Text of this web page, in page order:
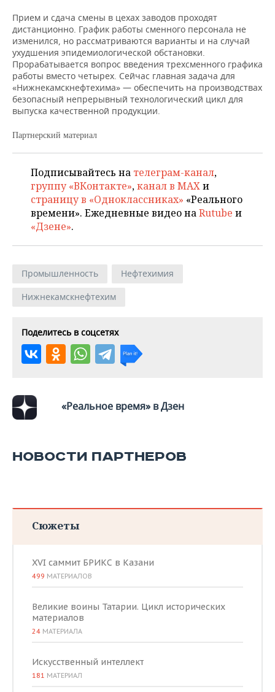
Прием и сдача смены в цехах заводов проходят
дистанционно. График работы сменного персонала не
изменился, но рассматриваются варианты и на случай
ухудшения эпидемиологической обстановки.
Прорабатывается вопрос введения трехсменного графика
работы вместо четырех. Сейчас главная задача для
«Нижнекамскнефтехима» — обеспечить на производствах
безопасный непрерывный технологический цикл для
выпуска качественной продукции.
Партнерский материал
Подписывайтесь на телеграм-канал,
группу «ВКонтакте»,канал в MAXи
страницу в «Одноклассниках» «Реального
времени». Ежедневные видео наRutube и
«Дзене».
Промышленность
Нефтехимия
Нижнекамскнефтехим
Поделитесь в соцсетях
«Реальное время» в Дзен
НОВОСТИ ПАРТНЕРОВ
Сюжеты
XVI саммит БРИКС в Казани
499 МАТЕРИАЛОВ
Великие воины Татарии. Цикл исторических
материалов
24 МАТЕРИАЛА
Искусственный интеллект
181 МАТЕРИАЛ